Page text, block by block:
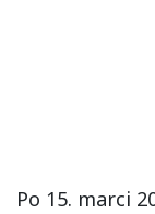
Po 15. marci